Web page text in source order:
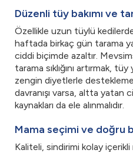
Düzenli tüy bakımı ve
Özellikle uzun tüylü
haftada birkaç gün tarama
ciddi biçimde azaltır.
tarama sıklığını artırmak,
zengin diyetlerle
davranışı varsa, altta yatan
kaynakları da ele alınmalıdır.
Mama seçimi ve doğru
Kaliteli, sindirimi kolay